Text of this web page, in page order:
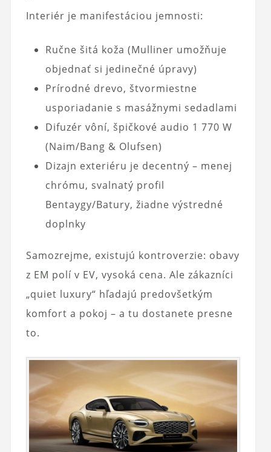
Interiér je manifestáciou jemnosti:
Ručne šitá koža (Mulliner umožňuje
objednať si jedinečné úpravy)
Prírodné drevo, štvormiestne
usporiadanie s masážnymi sedadlami
Difuzér vôní, špičkové audio 1 770 W
(Naim/Bang & Olufsen)
Dizajn exteriéru je decentný – menej
chrómu, svalnatý profil
Bentaygy/Batury, žiadne výstredné
doplnky
Samozrejme, existujú kontroverzie: obavy
z EM polí v EV, vysoká cena. Ale zákazníci
„quiet luxury“ hľadajú predovšetkým
komfort a pokoj – a tu dostanete presne
to.